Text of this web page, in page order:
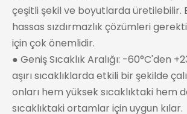
çeşitli şekil ve boyutlarda üretilebilir.
hassas sızdırmazlık çözümleri
için çok önemlidir.
● Geniş Sıcaklık Aralığı: -60°C'den
aşırı sıcaklıklarda etkili bir şekilde
onları hem yüksek sıcaklıktaki hem
sıcaklıktaki ortamlar için uygun kılar.